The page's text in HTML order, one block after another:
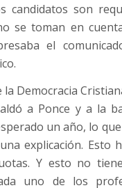
candidatos son
se toman en
el
la Democracia
a Ponce y a la
un año, lo
explicación. Esto
Y esto no
uno de los